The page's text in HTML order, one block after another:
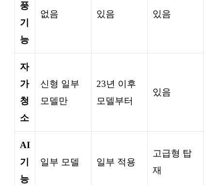
풍
기
능
없음 있음 있음
자
가
청
소
신형 일부
모델만
23년 이후
모델부터
있음
AI
기
능
일부 모델 일부 적용
고급형 탑
재